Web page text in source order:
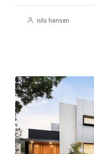
nils hansen